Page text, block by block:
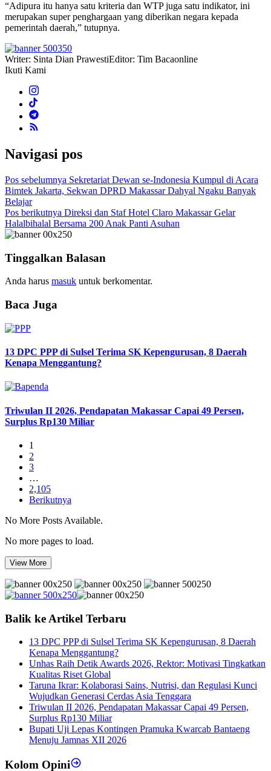
“Adipura itu hanya satu kriteria dan WTP juga satu indikator, ini
merupakan super penghargaan yang diberikan negara kepada
pemerintah daerah,” tutupnya.
Writer: Sinta Dian PrawestiEditor: Tim Bacaonline
Ikuti Kami
Navigasi pos
Pos sebelumnya Sekretariat Dewan se-Indonesia Kumpul di Acara
Bimtek Jakarta, Sekwan DPRD Makassar Dahyal Ngaku Banyak
Belajar
Pos berikutnya Direksi dan Staf Hotel Claro Makassar Gelar
Halalbihalal Bersama 200 Anak Panti Asuhan
Tinggalkan Balasan
Anda harus masuk untuk berkomentar.
Baca Juga
13 DPC PPP di Sulsel Terima SK Kepengurusan, 8 Daerah
Kenapa Menggantung?
Triwulan II 2026, Pendapatan Makassar Capai 49 Persen,
Surplus Rp130 Miliar
1
2
3
…
2,105
Berikutnya
No More Posts Available.
No more pages to load.
View More
Balik ke Artikel Terbaru
13 DPC PPP di Sulsel Terima SK Kepengurusan, 8 Daerah
Kenapa Menggantung?
Unhas Raih Detik Awards 2026, Rektor: Motivasi Tingkatkan
Kualitas Riset Global
Taruna Ikrar: Kolaborasi Sains, Nutrisi, dan Regulasi Kunci
Wujudkan Generasi Cerdas Asia Tenggara
Triwulan II 2026, Pendapatan Makassar Capai 49 Persen,
Surplus Rp130 Miliar
Bupati Uji Lepas Kontingen Pramuka Kwarcab Bantaeng
Menuju Jamnas XII 2026
Kolom Opini